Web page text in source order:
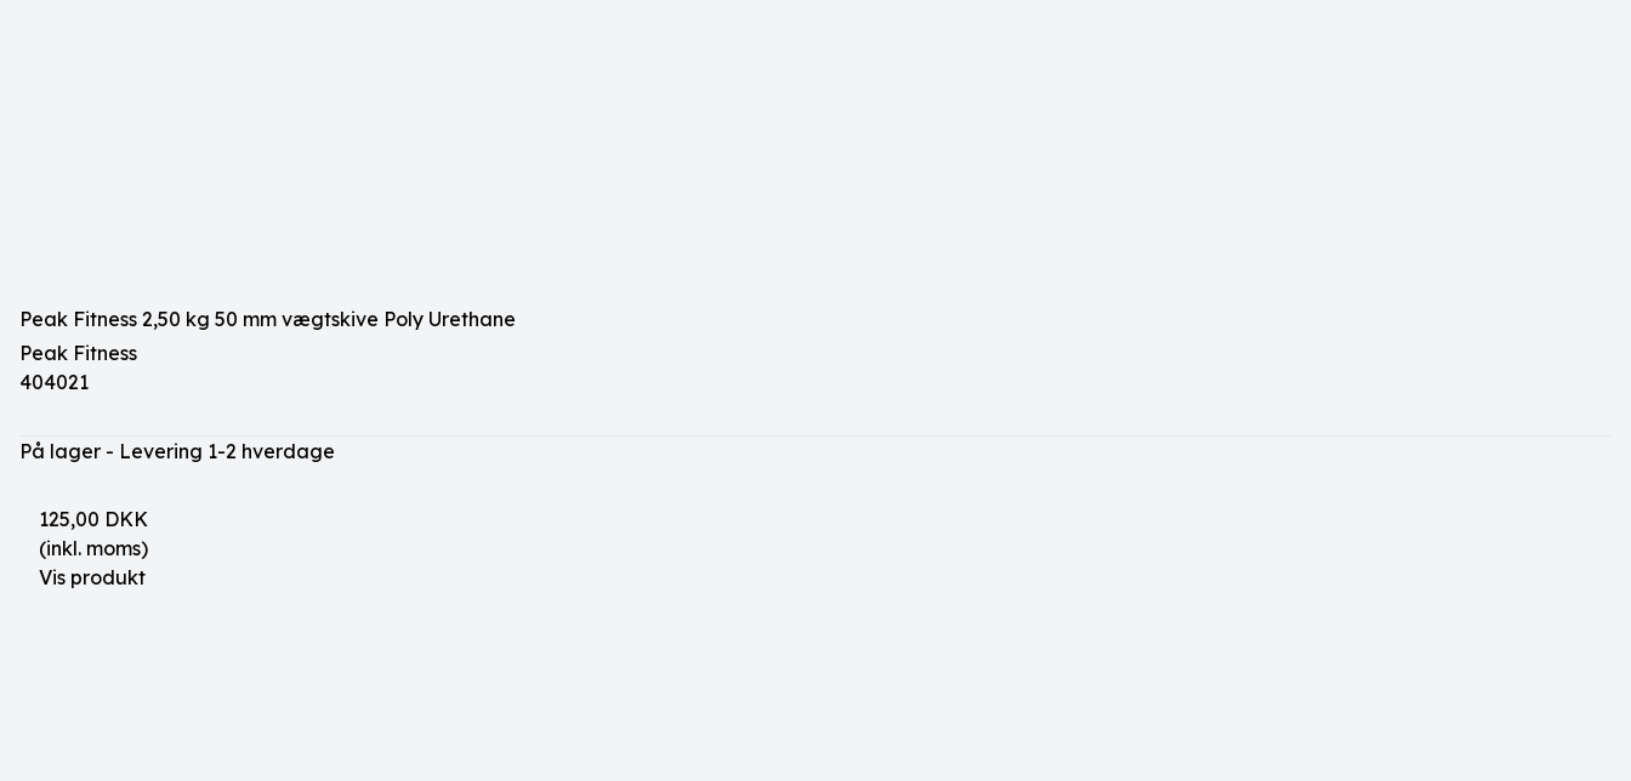
Peak Fitness 2,50 kg 50 mm vægtskive Poly Urethane
Peak Fitness
404021
På lager - Levering 1-2 hverdage
125,00 DKK
(inkl. moms)
Vis produkt